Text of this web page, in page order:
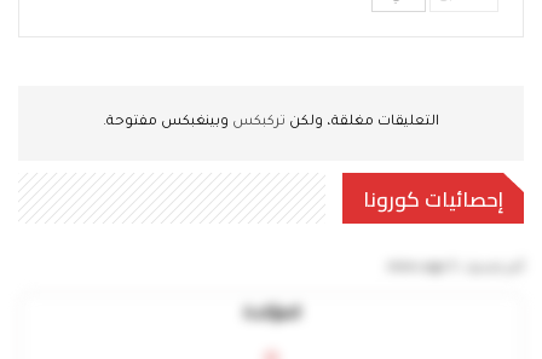
التعليقات مغلقة، ولكن تركبكس وبينغبكس مفتوحة.
إحصائيات كورونا
المؤكدة